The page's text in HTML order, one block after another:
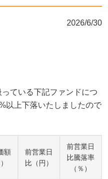
2026/6/30
ている下記ファンドにつ
以上下落いたしましたので
額
前営業日
比（円）
前営業日
比騰落率
（％）